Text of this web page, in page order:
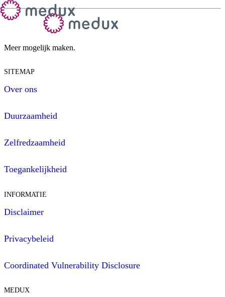
Meer mogelijk maken.
SITEMAP
Over ons
Duurzaamheid
Zelfredzaamheid
Toegankelijkheid
INFORMATIE
Disclaimer
Privacybeleid
Coordinated Vulnerability Disclosure
MEDUX